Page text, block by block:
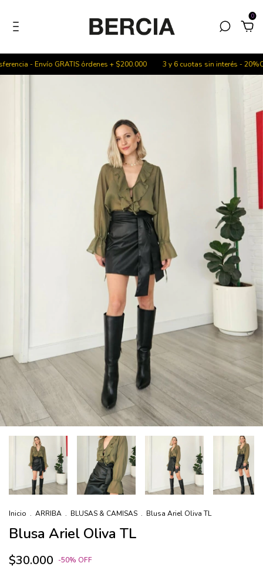
0
- Envío GRATIS órdenes + $200.000 3 y 6 cuotas sin interés -
Inicio . ARRIBA . BLUSAS & CAMISAS . Blusa Ariel Oliva TL
Blusa Ariel Oliva TL
$30.000 -50% OFF